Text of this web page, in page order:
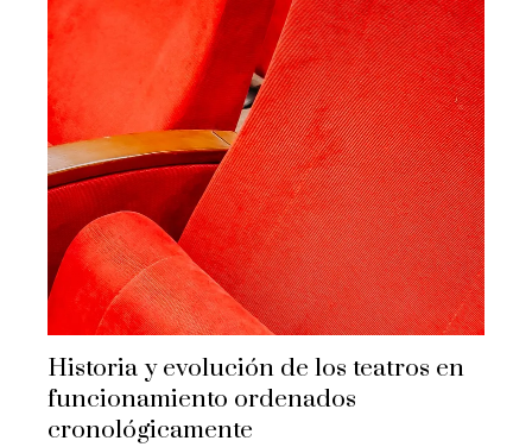
Historia y evolución de los teatros en
funcionamiento ordenados
cronológicamente